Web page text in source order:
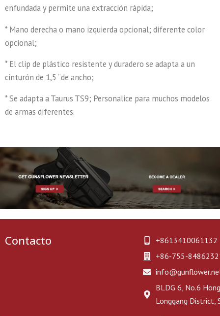
enfundada y permite una extracción rápida;
* Mano derecha o mano izquierda opcional; diferente color
opcional;
* El clip de plástico resistente y duradero se adapta a un
cinturón de 1,5 “de ancho;
* Se adapta a Taurus TS9; Personalice para muchos modelos
de armas diferentes.
Contacto
+8613410061132
+86-755-
BLDG 6, No.6
Longgang District,